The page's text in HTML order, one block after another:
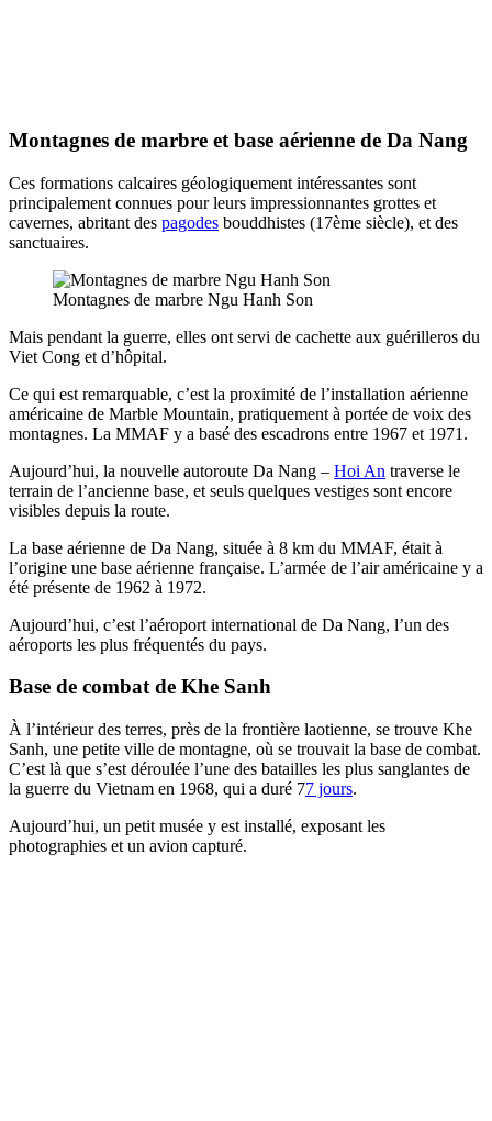
Montagnes de marbre et base aérienne de Da Nang
Ces formations calcaires géologiquement intéressantes sont
principalement connues pour leurs impressionnantes grottes et
cavernes, abritant des pagodes bouddhistes (17ème siècle), et des
sanctuaires.
Montagnes de marbre Ngu Hanh Son
Mais pendant la guerre, elles ont servi de cachette aux guérilleros du
Viet Cong et d’hôpital.
Ce qui est remarquable, c’est la proximité de l’installation aérienne
américaine de Marble Mountain, pratiquement à portée de voix des
montagnes. La MMAF y a basé des escadrons entre 1967 et 1971.
Aujourd’hui, la nouvelle autoroute Da Nang – Hoi An traverse le
terrain de l’ancienne base, et seuls quelques vestiges sont encore
visibles depuis la route.
La base aérienne de Da Nang, située à 8 km du MMAF, était à
l’origine une base aérienne française. L’armée de l’air américaine y a
été présente de 1962 à 1972.
Aujourd’hui, c’est l’aéroport international de Da Nang, l’un des
aéroports les plus fréquentés du pays.
Base de combat de Khe Sanh
À l’intérieur des terres, près de la frontière laotienne, se trouve Khe
Sanh, une petite ville de montagne, où se trouvait la base de combat.
C’est là que s’est déroulée l’une des batailles les plus sanglantes de
la guerre du Vietnam en 1968, qui a duré 77 jours.
Aujourd’hui, un petit musée y est installé, exposant les
photographies et un avion capturé.